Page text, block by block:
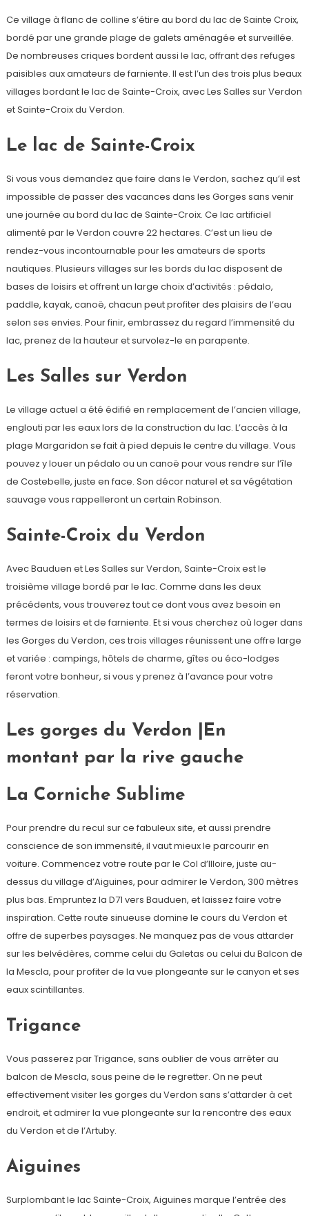
Ce village à flanc de colline s’étire au bord du lac de Sainte Croix,
bordé par une grande plage de galets aménagée et surveillée.
De nombreuses criques bordent aussi le lac, offrant des refuges
paisibles aux amateurs de farniente. Il est l’un des trois plus beaux
villages bordant le lac de Sainte-Croix, avec Les Salles sur Verdon
et Sainte-Croix du Verdon.
Le lac de Sainte-Croix
Si vous vous demandez que faire dans le Verdon, sachez qu’il est
impossible de passer des vacances dans les Gorges sans venir
une journée au bord du lac de Sainte-Croix. Ce lac artificiel
alimenté par le Verdon couvre 22 hectares. C’est un lieu de
rendez-vous incontournable pour les amateurs de sports
nautiques. Plusieurs villages sur les bords du lac disposent de
bases de loisirs et offrent un large choix d’activités : pédalo,
paddle, kayak, canoë, chacun peut profiter des plaisirs de l’eau
selon ses envies. Pour finir, embrassez du regard l’immensité du
lac, prenez de la hauteur et survolez-le en parapente.
Les Salles sur Verdon
Le village actuel a été édifié en remplacement de l’ancien village,
englouti par les eaux lors de la construction du lac. L’accès à la
plage Margaridon se fait à pied depuis le centre du village. Vous
pouvez y louer un pédalo ou un canoë pour vous rendre sur l’île
de Costebelle, juste en face. Son décor naturel et sa végétation
sauvage vous rappelleront un certain Robinson.
Sainte-Croix du Verdon
Avec Bauduen et Les Salles sur Verdon, Sainte-Croix est le
troisième village bordé par le lac. Comme dans les deux
précédents, vous trouverez tout ce dont vous avez besoin en
termes de loisirs et de farniente. Et si vous cherchez où loger dans
les Gorges du Verdon, ces trois villages réunissent une offre large
et variée : campings, hôtels de charme, gîtes ou éco-lodges
feront votre bonheur, si vous y prenez à l’avance pour votre
réservation.
Les gorges du Verdon |En
montant par la rive gauche
La Corniche Sublime
Pour prendre du recul sur ce fabuleux site, et aussi prendre
conscience de son immensité, il vaut mieux le parcourir en
voiture. Commencez votre route par le Col d’Illoire, juste au-
dessus du village d’Aiguines, pour admirer le Verdon, 300 mètres
plus bas. Empruntez la D71 vers Bauduen, et laissez faire votre
inspiration. Cette route sinueuse domine le cours du Verdon et
offre de superbes paysages. Ne manquez pas de vous attarder
sur les belvédères, comme celui du Galetas ou celui du Balcon de
la Mescla, pour profiter de la vue plongeante sur le canyon et ses
eaux scintillantes.
Trigance
Vous passerez par Trigance, sans oublier de vous arrêter au
balcon de Mescla, sous peine de le regretter. On ne peut
effectivement visiter les gorges du Verdon sans s’attarder à cet
endroit, et admirer la vue plongeante sur la rencontre des eaux
du Verdon et de l’Artuby.
Aiguines
Surplombant le lac Sainte-Croix, Aiguines marque l’entrée des